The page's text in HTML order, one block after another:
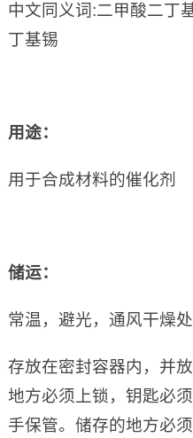
中文同义词:二甲酸二丁
丁基锡
用途：
用于合成材料的催化剂
储运：
常温，避光，通风干燥
存放在密封容器内，并
地方必须上锁，钥匙必
手保管。储存的地方必